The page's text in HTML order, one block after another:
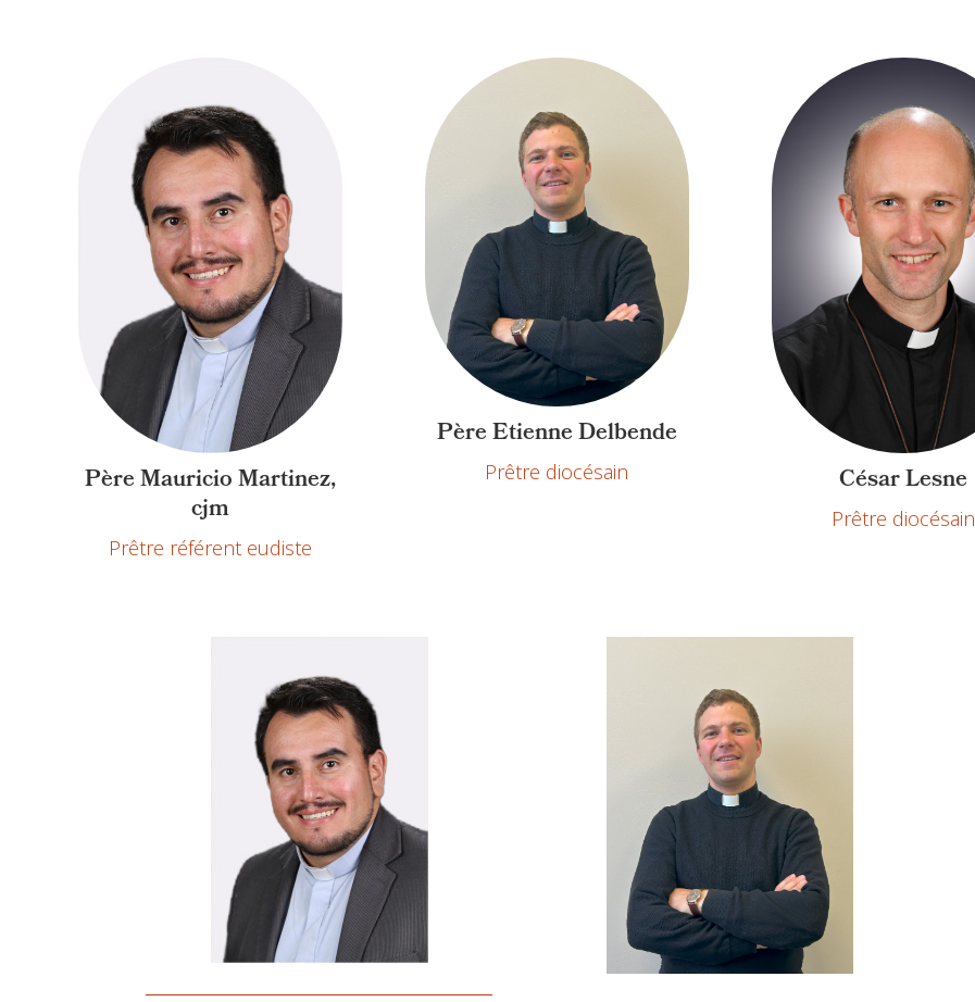
Père Mauricio Martinez,
cjm
Prêtre référent eudiste
Père Etienne Delbende
Prêtre diocésain César Lesne
Prêtre diocésain